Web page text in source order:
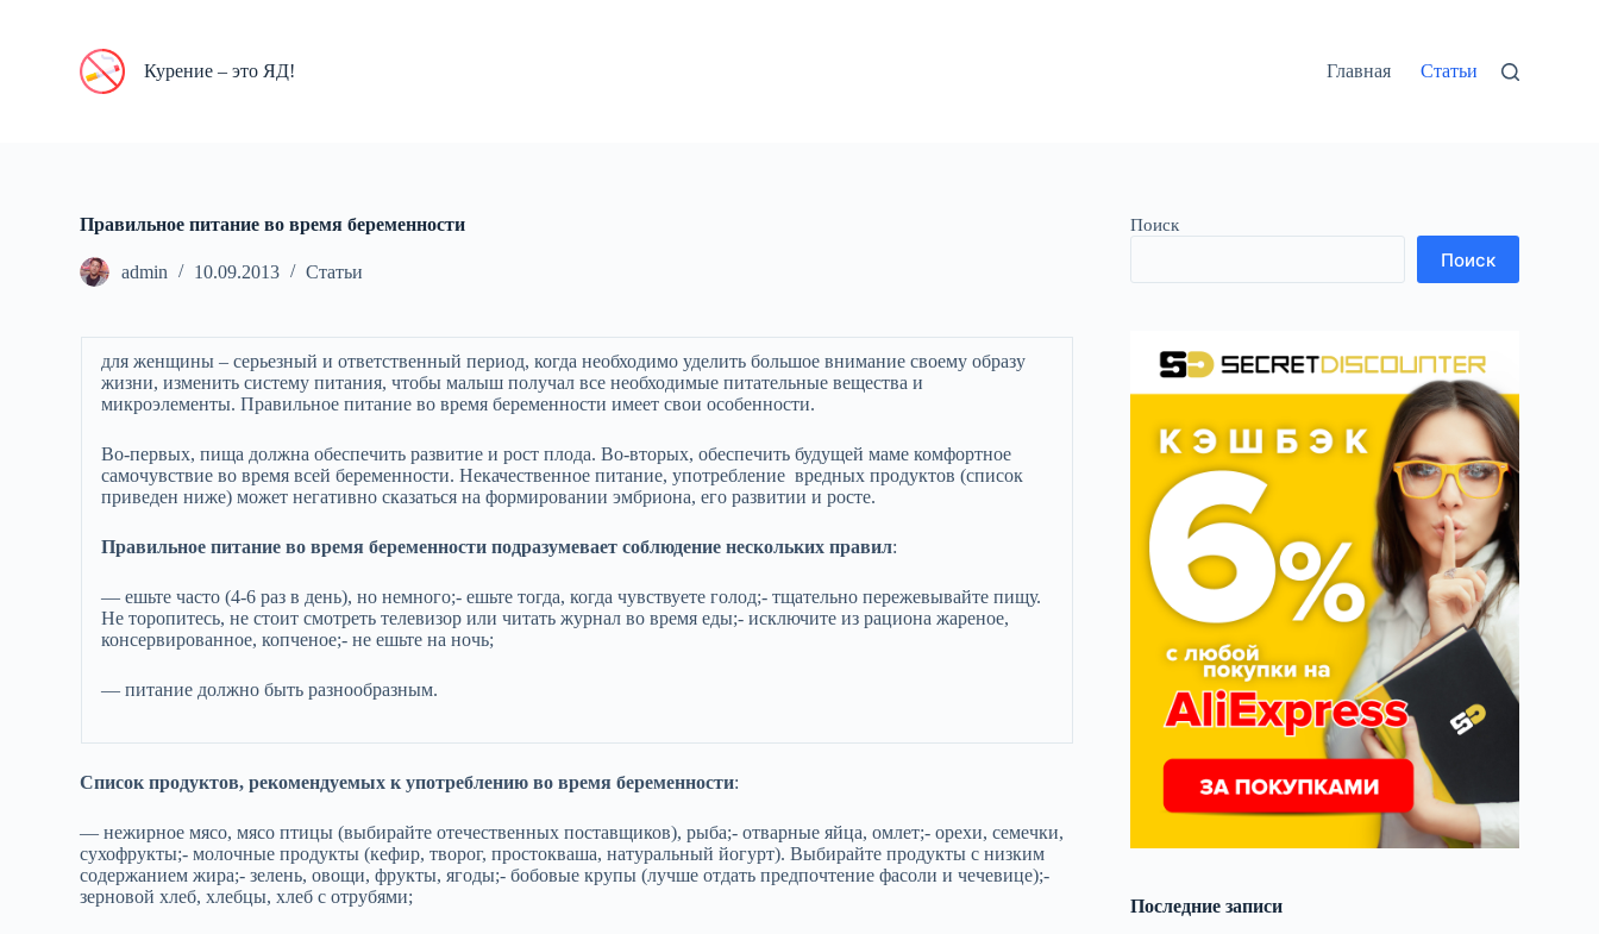
Курение – это ЯД! Главная Статьи
Правильное питание во время беременности
admin 10.09.2013 Статьи
для женщины – серьезный и ответственный период, когда необходимо уделить большое внимание своему образу
жизни, изменить систему питания, чтобы малыш получал все необходимые питательные вещества и
микроэлементы. Правильное питание во время беременности имеет свои особенности.
Во-первых, пища должна обеспечить развитие и рост плода. Во-вторых, обеспечить будущей маме комфортное
самочувствие во время всей беременности. Некачественное питание, употребление вредных продуктов (список
приведен ниже) может негативно сказаться на формировании эмбриона, его развитии и росте.
Правильное питание во время беременности подразумевает соблюдение нескольких правил:
— ешьте часто (4-6 раз в день), но немного;- ешьте тогда, когда чувствуете голод;- тщательно пережевывайте пищу.
Не торопитесь, не стоит смотреть телевизор или читать журнал во время еды;- исключите из рациона жареное,
консервированное, копченое;- не ешьте на ночь;
— питание должно быть разнообразным.
Список продуктов, рекомендуемых к употреблению во время беременности:
— нежирное мясо, мясо птицы (выбирайте отечественных поставщиков), рыба;- отварные яйца, омлет;- орехи, семечки,
сухофрукты;- молочные продукты (кефир, творог, простокваша, натуральный йогурт). Выбирайте продукты с низким
содержанием жира;- зелень, овощи, фрукты, ягоды;- бобовые крупы (лучше отдать предпочтение фасоли и чечевице);-
зерновой хлеб, хлебцы, хлеб с отрубями;
Поиск
Поиск
Последние записи